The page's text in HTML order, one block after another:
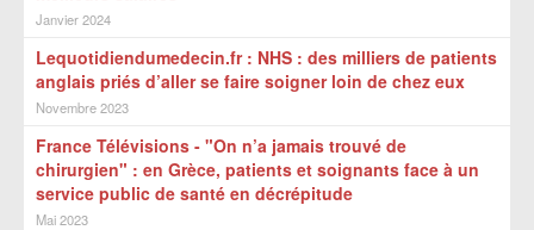
Janvier 2024
Lequotidiendumedecin.fr : NHS : des milliers de patients
anglais priés d’aller se faire soigner loin de chez eux
Novembre 2023
France Télévisions - "On n’a jamais trouvé de
chirurgien" : en Grèce, patients et soignants face à un
service public de santé en décrépitude
Mai 2023